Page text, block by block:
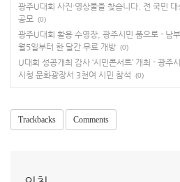
광주U대회 사진·영상물을 찾습니다. 전 국민
공모
(0)
광주U대회 활용 수영장, 광주시민 품으로 - 남
월5일부터 한 달간 무료 개방 (0)
U대회 성공개최 감사 ‘시민콘서트’ 개최 - 광주
시청 문화광장서 3천여 시민 참석
(0)
Trackbacks Comments